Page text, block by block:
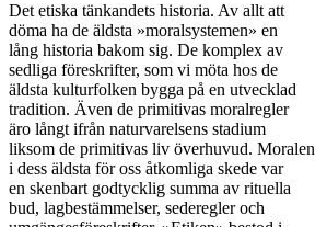
Det etiska tänkandets historia. Av allt att
döma ha de äldsta »moralsystemen» en
lång historia bakom sig. De komplex av
sedliga föreskrifter, som vi möta hos de
äldsta kulturfolken bygga på en utvecklad
tradition. Även de primitivas moralregler
äro långt ifrån naturvarelsens stadium
liksom de primitivas liv överhuvud. Moralen
i dess äldsta för oss åtkomliga skede var
en skenbart godtycklig summa av rituella
bud, lagbestämmelser, sederegler och